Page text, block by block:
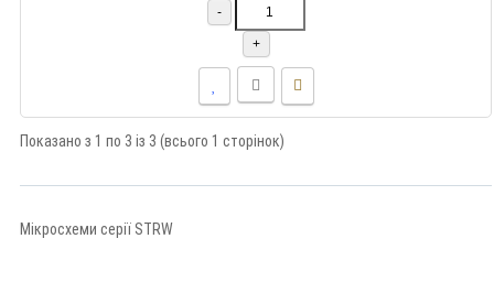
-
+
Показано з 1 по 3 із 3 (всього 1 сторінок)
Мікросхеми серії STRW